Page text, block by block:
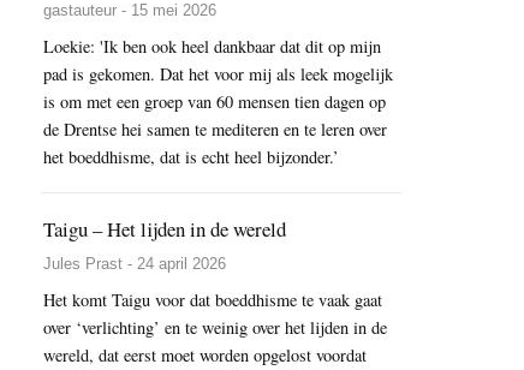
gastauteur - 15 mei 2026
Loekie: 'Ik ben ook heel dankbaar dat dit op mijn
pad is gekomen. Dat het voor mij als leek mogelijk
is om met een groep van 60 mensen tien dagen op
de Drentse hei samen te mediteren en te leren over
het boeddhisme, dat is echt heel bijzonder.’
Taigu – Het lijden in de wereld
Jules Prast - 24 april 2026
Het komt Taigu voor dat boeddhisme te vaak gaat
over ‘verlichting’ en te weinig over het lijden in de
wereld, dat eerst moet worden opgelost voordat